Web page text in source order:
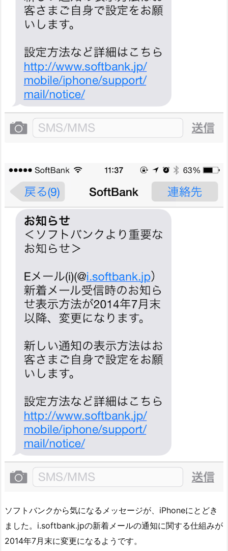
ソフトバンクから気になるメッセージが、iPhoneにとどき
ました。i.softbank.jpの新着メールの通知に関する仕組みが
2014年7月末に変更になるようです。